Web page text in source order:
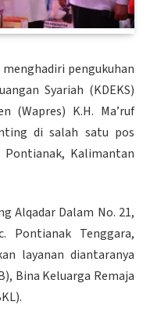
menghadiri pengukuhan
Syariah (KDEKS)
(Wapres) K.H. Ma’ruf
di salah satu pos
Pontianak, Kalimantan
Alqadar Dalam No. 21,
Pontianak Tenggara,
layanan diantaranya
Bina Keluarga Remaja